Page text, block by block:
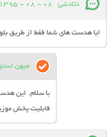
ذثادشئ 08 - 08 - 1395
ایا هدست های شما فقط از طریق
میهن
با سلام. این
قابلیت پخش